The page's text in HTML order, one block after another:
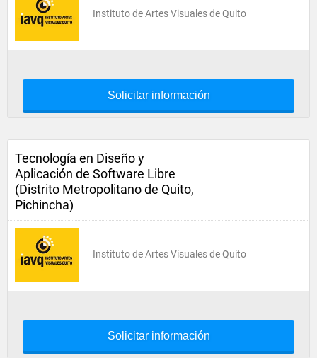
Instituto de Artes Visuales de Quito
Solicitar información
Tecnología en Diseño y
Aplicación de Software Libre
(Distrito Metropolitano de Quito,
Pichincha)
Instituto de Artes Visuales de Quito
Solicitar información